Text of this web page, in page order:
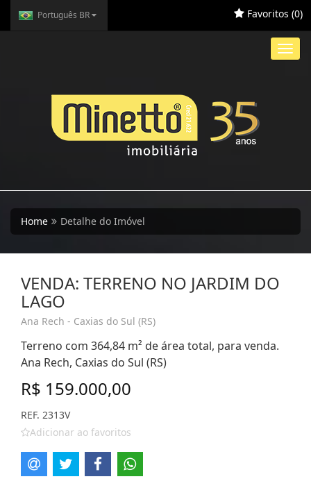
Português BR Favoritos (0)
Home Detalhe do Imóvel
VENDA: TERRENO NO JARDIM DO
LAGO
Ana Rech - Caxias do Sul (RS)
Terreno com 364,84 m² de área total, para venda.
Ana Rech, Caxias do Sul (RS)
R$ 159.000,00
REF. 2313V
Adicionar ao favoritos